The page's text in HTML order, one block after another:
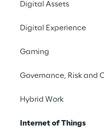
Digital Assets
Digital Experience
Gaming
Governance, Risk and
Hybrid Work
Internet of Things